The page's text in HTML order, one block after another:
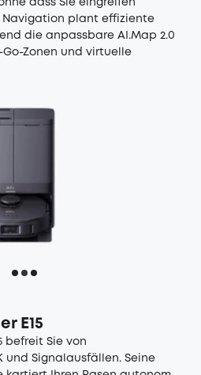
dass Sie eingreifen
Navigation plant effiziente
die anpassbare AI.Map 2.0
Zonen und virtuelle
E15
befreit Sie von
und Signalausfällen. Seine